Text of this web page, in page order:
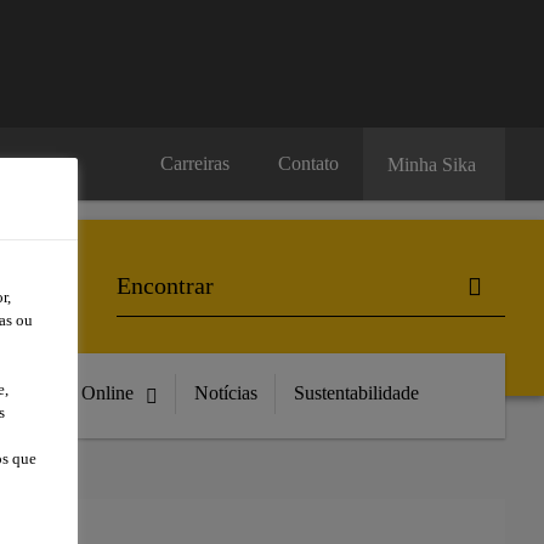
Carreiras Contato Minha Sika
Compre Online Notícias Sustentabilidade
ou
que